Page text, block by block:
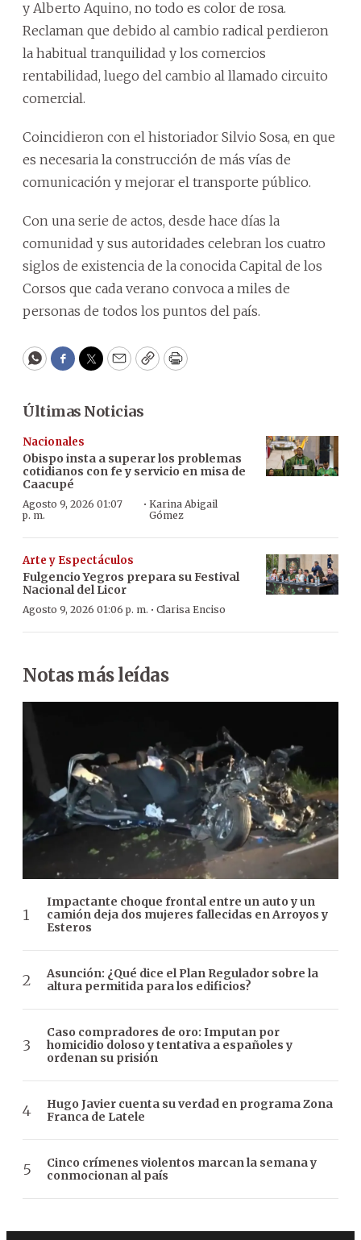
y Alberto Aquino, no todo es color de rosa.
Reclaman que debido al cambio radical perdieron
la habitual tranquilidad y los comercios
rentabilidad, luego del cambio al llamado circuito
comercial.
Coincidieron con el historiador Silvio Sosa, en que
es necesaria la construcción de más vías de
comunicación y mejorar el transporte público.
Con una serie de actos, desde hace días la
comunidad y sus autoridades celebran los cuatro
siglos de existencia de la conocida Capital de los
Corsos que cada verano convoca a miles de
personas de todos los puntos del país.
WhatsApp
Facebook
Twitter
EmailCopyPrint
Últimas Noticias
Nacionales
Obispo insta a superar los problemas
cotidianos con fe y servicio en misa de
Caacupé
Agosto 9, 2026 01:07
p. m.
·Karina Abigail
Gómez
Arte y Espectáculos
Fulgencio Yegros prepara su Festival
Nacional del Licor
Agosto 9, 2026 01:06 p. m. · Clarisa Enciso
Notas más leídas
Impactante choque frontal entre un auto y un
camión deja dos mujeres fallecidas en Arroyos y
Esteros
Asunción: ¿Qué dice el Plan Regulador sobre la
altura permitida para los edificios?
Caso compradores de oro: Imputan por
homicidio doloso y tentativa a españoles y
ordenan su prisión
Hugo Javier cuenta su verdad en programa Zona
Franca de Latele
Cinco crímenes violentos marcan la semana y
conmocionan al país